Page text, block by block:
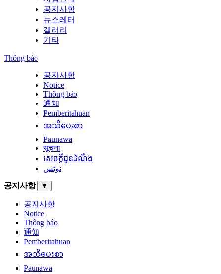
공지사항
뉴스레터
갤러리
기타
Thông báo
공지사항
Notice
Thông báo
通知
Pemberitahuan
အသိပေးစာ
Paunawa
सूचना
សេចក្តីជូនដំណឹង
نوٹس
공지사항 ▼
공지사항
Notice
Thông báo
通知
Pemberitahuan
အသိပေးစာ
Paunawa